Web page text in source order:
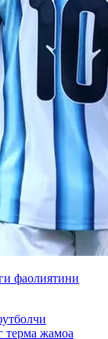
фаолиятини
терма жамоа